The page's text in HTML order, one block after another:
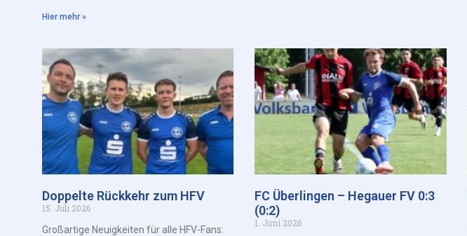
Hier mehr »
Doppelte Rückkehr zum HFV
15. Juli 2026
Großartige Neuigkeiten für alle HFV-Fans:
FC Überlingen – Hegauer FV 0:3
(0:2)
1. Juni 2026